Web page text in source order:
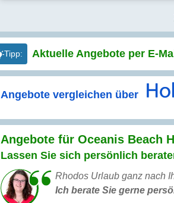
Tipp: Aktuelle Angebote per E-
Angebote vergleichen über
Angebote für Oceanis Beach
Lassen Sie sich persönlich
Rhodos Urlaub ganz nach
Ich berate Sie gerne